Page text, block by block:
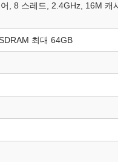
, 8 스레드, 2.4GHz, 16M 캐
최대 64GB